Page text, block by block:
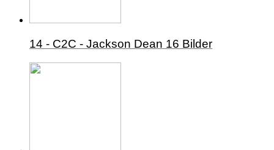
14 - C2C - Jackson Dean 16 Bilder